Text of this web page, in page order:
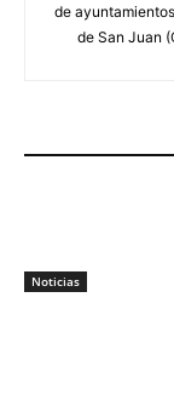
de
de San Juan
Noticias